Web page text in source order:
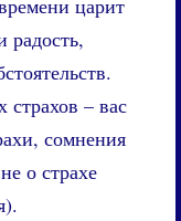
царит
радость,
– вас
сомнения
о страхе